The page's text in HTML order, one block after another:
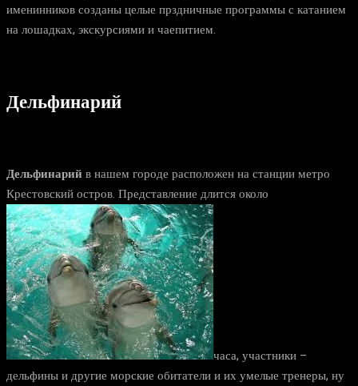
именинников созданы целые прздничные программы с катанием
на лошадках, экскурсиями и чаепитием.
Дельфинарий
Дельфинарий в нашем городе расположен на станции метро
Крестовский остров. Представление длится около
часа, участники –
дельфины и другие морские обитатели и их умелые тренеры, ну